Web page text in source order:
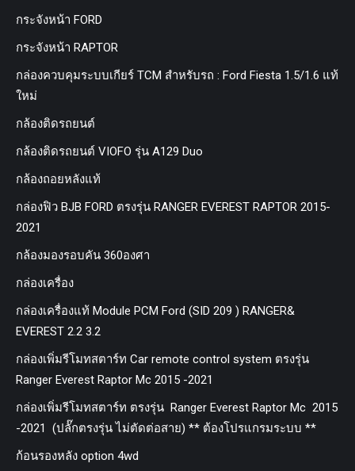
กระจังหน้า FORD
กระจังหน้า RAPTOR
กล่องควบคุมระบบเกียร์ TCM สำหรับรถ : Ford Fiesta 1.5/1.6 แท้
ใหม่
กล้องติดรถยนต์
กล้องติดรถยนต์ VIOFO รุ่น A129 Duo
กล้องถอยหลังแท้
กล่องฟิว BJB FORD ตรงรุ่น RANGER EVEREST RAPTOR 2015-
2021
กล้องมองรอบคัน 360องศา
กล่องเครื่อง
กล่องเครื่องแท้ Module PCM Ford (SID 209 ) RANGER&
EVEREST 2.2 3.2
กล่องเพิ่มรีโมทสตาร์ท Car remote control system ตรงรุ่น
Ranger Everest Raptor Mc 2015 -2021
กล่องเพิ่มรีโมทสตาร์ท ตรงรุ่น Ranger Everest Raptor Mc 2015
-2021 (ปลั๊กตรงรุ่น ไม่ตัดต่อสาย) ** ต้องโปรแกรมระบบ **
ก้อนรองหลัง option 4wd